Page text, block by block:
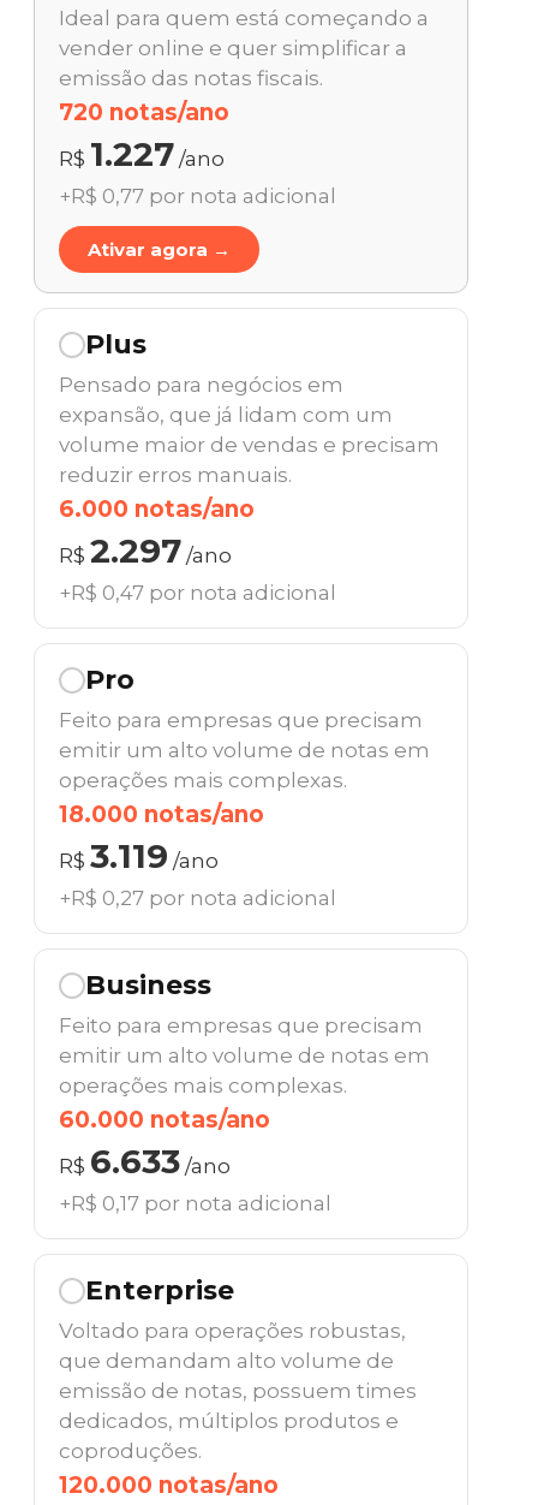
Ideal para quem está começando a
vender online e quer simplificar a
emissão das notas fiscais.
720 notas/ano
R$ 1.227 /ano
+R$ 0,77 por nota adicional
Ativar agora →
Plus
Pensado para negócios em
expansão, que já lidam com um
volume maior de vendas e precisam
reduzir erros manuais.
6.000 notas/ano
R$ 2.297 /ano
+R$ 0,47 por nota adicional
Pro
Feito para empresas que precisam
emitir um alto volume de notas em
operações mais complexas.
18.000 notas/ano
R$ 3.119 /ano
+R$ 0,27 por nota adicional
Business
Feito para empresas que precisam
emitir um alto volume de notas em
operações mais complexas.
60.000 notas/ano
R$ 6.633 /ano
+R$ 0,17 por nota adicional
Enterprise
Voltado para operações robustas,
que demandam alto volume de
emissão de notas, possuem times
dedicados, múltiplos produtos e
coproduções.
120.000 notas/ano